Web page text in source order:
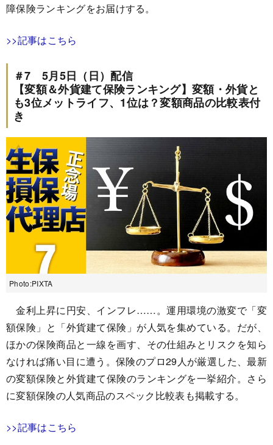
障保険ランキングをお届けする。
>>記事はこちら
＃7 5月5日（日）配信
【変額＆外貨建て保険ランキング】変額・外貨と
も3位メットライフ、1位は？変額商品の比較表付
き
Photo:PIXTA
金利上昇に円安、インフレ……。運用環境の激変で「変
額保険」と「外貨建て保険」が人気を集めている。だが、
ほかの保険商品と一線を画す、その仕組みとリスクを知ら
なければ痛い目に遭う。保険のプロ29人が厳選した、最新
の変額保険と外貨建て保険のランキングを一挙紹介。さら
に変額保険の人気商品のスペック比較表も掲載する。
>>記事はこちら